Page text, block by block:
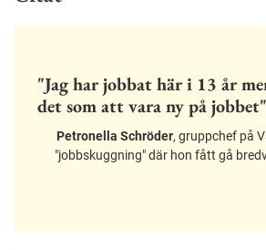
"Jag har jobbat här i 13 år
det som att vara ny på jobbet"
Petronella Schröder, gruppchef på
"jobbskuggning" där hon fått gå